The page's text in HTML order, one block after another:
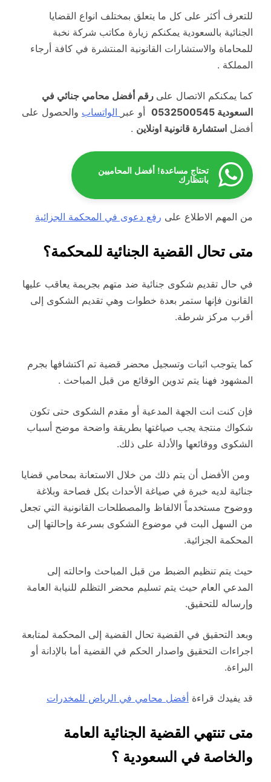
للتعرف أكثر على كل ما يتعلق بمختلف انواع القضايا
الجنائية بالسعودية يمكنكم زيارة مكاتب شركة نخبة
للمحاماة والاستشارات القانونية المنتشرة في كافة أرجاء
المملكة .
كما يمكنكم الاتصال على رقم أفضل محامي جنائي في
السعودية 0532500545
أو عبر الواتساب والحصول على
أفضل استشارة قانونية اونلاين .
تحتاج مساعدة! أفضل المحاميين
بانتظارك
من المهم الاطلاع على رفع دعوى في المحكمة الجزائية
متى تحال القضية الجنائية للمحكمة؟
في حال تقديم شكوى جنائية ضد متهم بجريمة يعاقب عليها
القانون فإنها ستمر بعدة خطوات وهي تقديم الشكوى إلى
أقرب مركز شرطة.
كما يتوجب اثبات وتسجيل محضر قضية تم اكتشافها بجرم
المشهود فهنا يتم تدوين الوقائع من قبل المباحث .
فإن كنت انت الجهة المدعية أو مقدم الشكوى حتى تكون
شكواك منتجة يجب صياغتها بطريقة واضحة موضح أسباب
الشكوى ووقائعها والأدلة على ذلك.
ومن الأفضل أن يتم ذلك من خلال الاستعانة بمحامي قضايا
جنائية لديه خبرة في صياغة الأحداث بكل فصاحة وبلاغة
ووضوح مستخدماً الالفاظ والمصطلحات القانونية التي تجعل
من السهل البت في موضوع الشكوى بسرعة وإحالتها إلى
المحكمة الجزائية.
حيث يتم تنظيم الضبط من قبل المباحث واحالته إلى
المدعي العام حيث يتم تسليم محضر التظلم للنيابة العامة
وإرساله للتحقيق.
وبعد التحقيق في القضية تحال القضية إلى المحكمة لمتابعة
اجراءات التحقيق واصدار الحكم في القضية أما بالإدانة أو
البراءة.
قد يفيدك قراءة أفضل محامي في الرياض للمخدرات
متى تنتهي القضية الجنائية العامة
والخاصة في السعودية ؟